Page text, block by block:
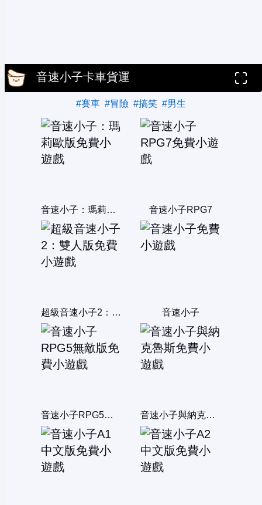
音速小子卡車貨運
#賽車 #冒險 #搞笑 #男生
音速小子：瑪莉歐版 音速小子RPG7
超級音速小子2：雙人版 音速小子
音速小子RPG5無敵版 音速小子與納克魯斯